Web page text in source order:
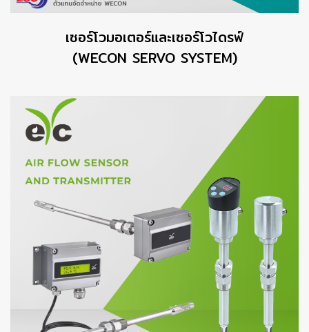
เซอร์โวมอเตอร์และเซอร์โวไดรฟ์
(WECON SERVO SYSTEM)